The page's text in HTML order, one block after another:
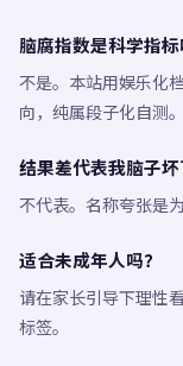
脑腐指数是科学指标
不是。本站用娱乐化
向，纯属段子化自测。
结果差代表我脑子坏
不代表。名称夸张是
适合未成年人吗？
请在家长引导下理性
标签。